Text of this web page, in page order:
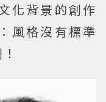
化背景的創作
風格沒有標準